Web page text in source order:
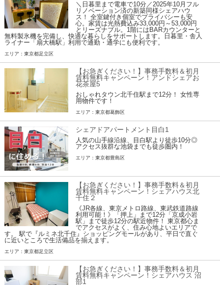
＼日暮里まで電車で10分／2025年10月フル
リノベーション済の新築同様シェアハウ
ス！ 全室鍵付き個室でプライバシーも安
心。家賃は光熱費込み33,000円～53,000円
とリーズナブル。1階にはBARカウンターと
無料製氷機を完備し、快適な暮らしをサポートします。日暮里・舎人
ライナー「扇大橋駅」利用で通勤・通学にも便利です。
エリア：東京都足立区
【お急ぎください！】事務手数料＆初月
賃料無料キャンペーン！アンドシェアお
花茶屋5
おしゃれタウン北千住駅まで12分！ 女性専
用物件です！
エリア：東京都葛飾区
シェアドアパートメント目白1
人気の山手線沿線、目白駅より徒歩10分◎
アクセス抜群な池袋までも徒歩圏内！
エリア：東京都豊島区
【お急ぎください！】事務手数料＆初月
賃料無料キャンペーン！シェアハウス北
千住２
《JR各線、東京メトロ路線、東武鉄道路線
利用可能！》「押上」まで12分「京成小岩
駅」まで徒歩12分の駅近物件！ 東京都心ま
でアクセスがよく、住み心地よいエリアで
す。 駅で『ルミネ北千住』ショッピングモールがあり、平日で直ぐ
に近いところで生活備品を揃えます。
エリア：東京都足立区
【お急ぎください！】事務手数料＆初月
賃料無料キャンペーン！シェアハウス 沼
部1